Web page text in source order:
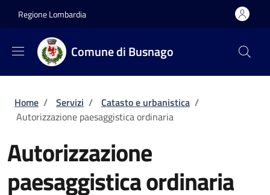
Regione Lombardia
Comune di Busnago
Briciole di pane
Home / Servizi / Catasto e urbanistica /
Autorizzazione paesaggistica ordinaria
Autorizzazione
paesaggistica ordinaria